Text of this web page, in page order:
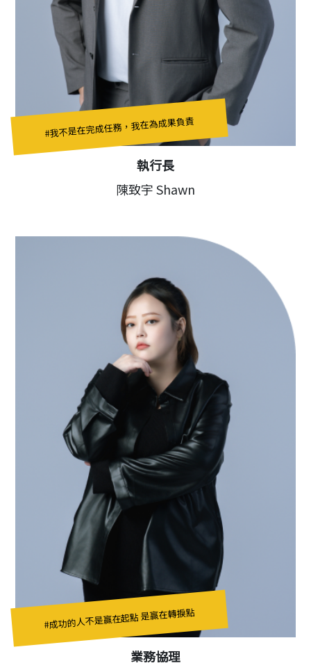
#我不是在完成任務，我在為成果負責
執行長
陳致宇 Shawn
#成功的人不是贏在起點 是贏在轉捩點
業務協理